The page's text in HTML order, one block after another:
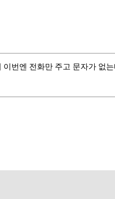
번엔 전화만 주고 문자가 없